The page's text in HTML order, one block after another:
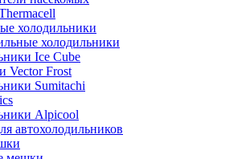
холодильники
холодильники
Ice Cube
Vector Frost
Sumitachi
Alpicool
автохолодильников